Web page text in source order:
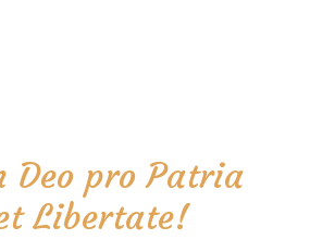
Deo pro Patria
Libertate!